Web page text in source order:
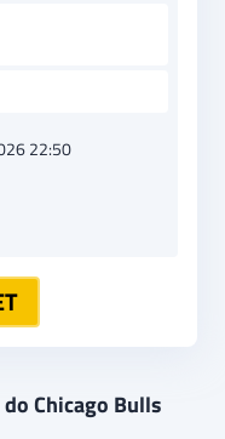
22:50
Chicago Bulls